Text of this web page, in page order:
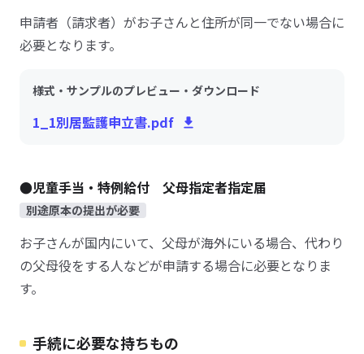
申請者（請求者）がお子さんと住所が同一でない場合に
必要となります。
様式・サンプルのプレビュー・ダウンロード
1_1別居監護申立書.pdf
●児童手当・特例給付 父母指定者指定届
別途原本の提出が必要
お子さんが国内にいて、父母が海外にいる場合、代わり
の父母役をする人などが申請する場合に必要となりま
す。
手続に必要な持ちもの